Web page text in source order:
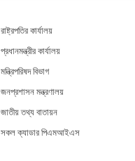
রাষ্ট্রপতির কার্যালয়
প্রধানমন্ত্রীর কার্যালয়
মন্ত্রিপরিষদ বিভাগ
জনপ্রশাসন মন্ত্রণালয়
জাতীয় তথ্য বাতায়ন
সকল ক্যাডার পিএমআইএস